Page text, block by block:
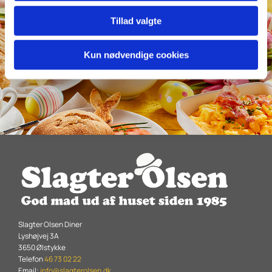
Tillad valgte
Kun nødvendige cookies
Slagter Olsen Diner
Lyshøjvej 3A
3650 Ølstykke
Telefon46 73 02 22